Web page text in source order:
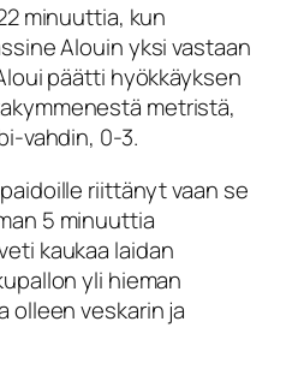
minuuttia, kun
Alouin yksi vastaan
päätti hyökkäyksen
metristä,
vahdin, 0-3.
riittänyt vaan se
5 minuuttia
kaukaa laidan
yli hieman
olleen veskarin ja